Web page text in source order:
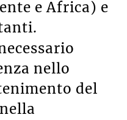
e Africa) e
nello
del